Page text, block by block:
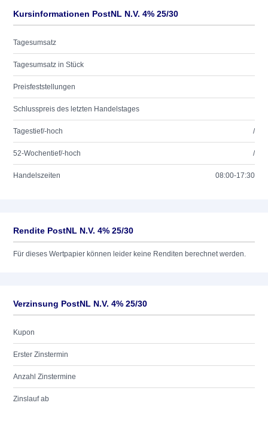
Kursinformationen PostNL N.V. 4% 25/30
Tagesumsatz
Tagesumsatz in Stück
Preisfeststellungen
Schlusspreis des letzten Handelstages
Tagestief/-hoch /
52-Wochentief/-hoch /
Handelszeiten 08:00-17:30
Rendite PostNL N.V. 4% 25/30
Für dieses Wertpapier können leider keine Renditen berechnet werden.
Verzinsung PostNL N.V. 4% 25/30
Kupon
Erster Zinstermin
Anzahl Zinstermine
Zinslauf ab